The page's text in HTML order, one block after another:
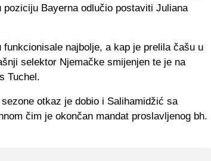
Bayerna odlučio postaviti Juliana
najbolje, a kap je prelila čašu u
selektor Njemačke smijenjen te je na
Tuchel.
otkaz je dobio i Salihamidžić sa
čim je okončan mandat proslavljenog bh.